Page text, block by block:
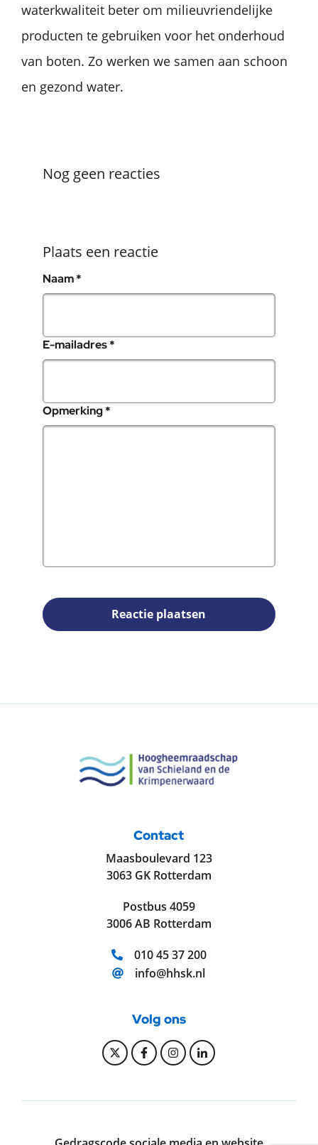
waterkwaliteit beter om milieuvriendelijke
producten te gebruiken voor het onderhoud
van boten. Zo werken we samen aan schoon
en gezond water.
Nog geen reacties
Plaats een reactie
Naam*
E-mailadres*
Opmerking*
Reactie plaatsen
Contact
Maasboulevard 123
3063 GK Rotterdam
Postbus 4059
3006 AB Rotterdam
Telefoonnummer:
010 45 37 200
E-mailadres:
info@hhsk.nl
Volg ons
Bekijk onze Twitter pagina
Bekijk onze Facebook
Bekijk onze Instagram
Bekijk onze